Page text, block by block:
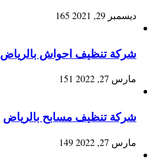
ديسمبر 29, 2021 165
شركة تنظيف احواش بالرياض
مارس 27, 2022 151
شركة تنظيف مسابح بالرياض
مارس 27, 2022 149